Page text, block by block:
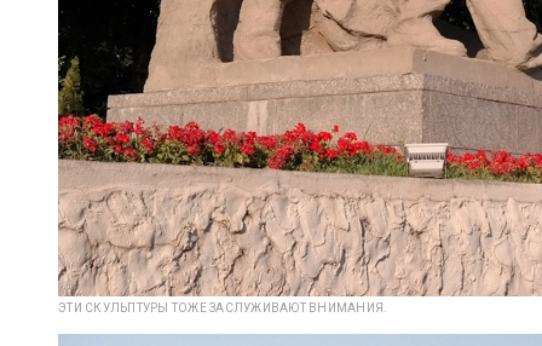
ЭТИ СКУЛЬПТУРЫ ТОЖЕ ЗАСЛУЖИВАЮТ ВНИМАНИЯ.